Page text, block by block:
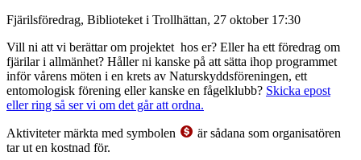
Fjärilsföredrag, Biblioteket i Trollhättan, 27 oktober 17:30
Vill ni att vi berättar om projektet hos er? Eller ha ett föredrag om
fjärilar i allmänhet? Håller ni kanske på att sätta ihop programmet
inför vårens möten i en krets av Naturskyddsföreningen, ett
entomologisk förening eller kanske en fågelklubb? Skicka epost
eller ring så ser vi om det går att ordna.
Aktiviteter märkta med symbolen
är sådana som organisatören
tar ut en kostnad för.